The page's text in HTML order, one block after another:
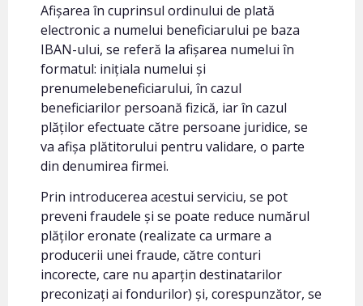
Afișarea în cuprinsul ordinului de plată
electronic a numelui beneficiarului pe baza
IBAN-ului, se referă la afișarea numelui în
formatul: inițiala numelui și
prenumelebeneficiarului, în cazul
beneficiarilor persoană fizică, iar în cazul
plăților efectuate către persoane juridice, se
va afișa plătitorului pentru validare, o parte
din denumirea firmei.
Prin introducerea acestui serviciu, se pot
preveni fraudele și se poate reduce numărul
plăților eronate (realizate ca urmare a
producerii unei fraude, către conturi
incorecte, care nu aparțin destinatarilor
preconizați ai fondurilor) și, corespunzător, se